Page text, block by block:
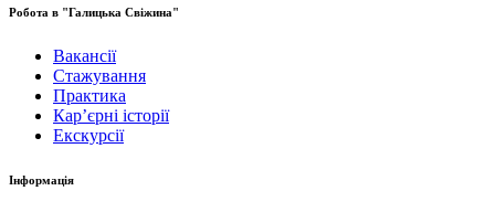
Робота в "Галицька Свіжина"
Вакансії
Стажування
Практика
Карʼєрні історії
Екскурсії
Інформація